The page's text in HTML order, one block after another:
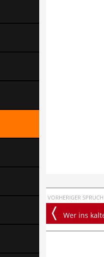
VORHERIGER SPRUCH
Wer ins kalte